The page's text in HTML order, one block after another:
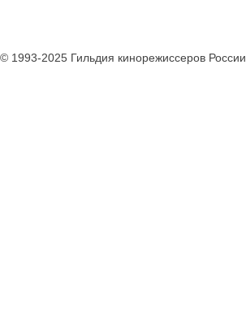
© 1993-2025 Гильдия кинорежиссеров России